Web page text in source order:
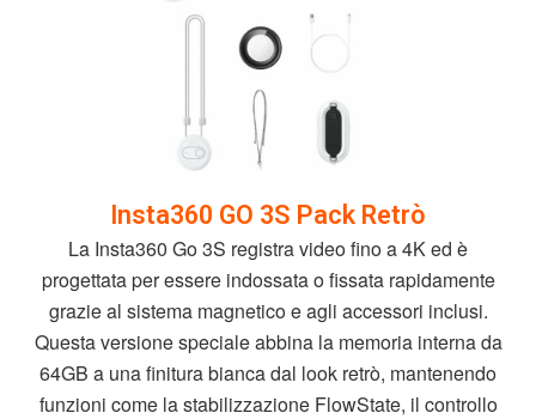
Insta360 GO 3S Pack Retrò
La Insta360 Go 3S registra video fino a 4K ed è
progettata per essere indossata o fissata rapidamente
grazie al sistema magnetico e agli accessori inclusi.
Questa versione speciale abbina la memoria interna da
64GB a una finitura bianca dal look retrò, mantenendo
funzioni come la stabilizzazione FlowState, il controllo